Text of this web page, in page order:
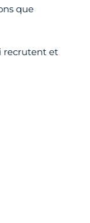
que
recrutent et